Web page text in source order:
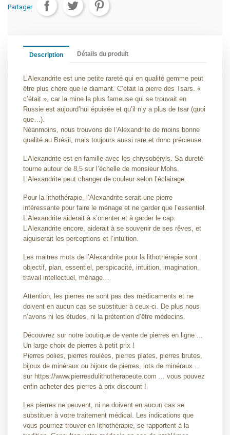
Partager
Description Détails du produit
L’Alexandrite est une petite rareté qui en qualité gemme peut
être plus chère que le diamant. C’était la pierre des Tsars. «
c’était », car la mine la plus fameuse qui se trouvait en
Russie est aujourd’hui épuisée et qu’il n’y a plus de tsar (quoi
que…).
Néanmoins, nous trouvons de l’Alexandrite de moins bonne
qualité au Brésil, mais toujours aussi rare et donc précieuse.
L’Alexandrite est en famille avec les chrysobéryls. Sa dureté
tourne autour de 8,5 sur l’échelle de monsieur Mohs.
L’Alexandrite peut changer de couleur selon l’éclairage.
Pour la lithothérapie, l’Alexandrite serait une pierre
intéressante pour faire le ménage et ne garder que l’essentiel.
L’Alexandrite aiderait à s’orienter et à garder le cap.
L’Alexandrite encore, aiderait à se souvenir de ses rêves, et
aiguiserait les perceptions et l’intuition.
Les maitres mots de l’Alexandrite pour la lithothérapie sont :
objectif, plan, essentiel, perspicacité, intuition, imagination,
travail intellectuel, ménage…
Attention, les pierres ne sont pas des médicaments et ne
doivent en aucun cas se substituer à ceux-ci. De plus nous
n’avons ni les études, ni la prétention d’être médecins.
Découvrez sur notre boutique de vente de pierres en ligne ...
Un large choix de pierres à petit prix !
Pierres polies, pierres roulées, pierres plates, pierres brutes,
bijoux de minéraux ou bijoux de pierres, lots de minéraux ...
sur https://www.pierresdulithotherapeute.com ... vous pouvez
enfin acheter des pierres à prix discount !
Les pierres ne peuvent, ni ne doivent en aucun cas se
substituer à votre traitement médical. Les indications que
vous pourriez trouver en lithothérapie, se rapportent à la